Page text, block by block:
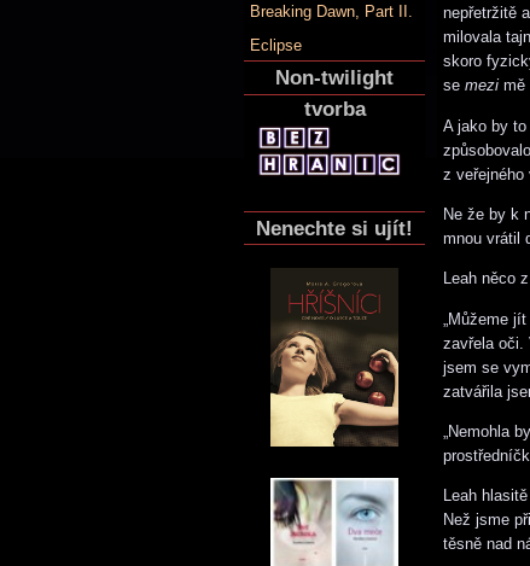
Breaking Dawn, Part II.
Eclipse
Non-twilight
tvorba
Nenechte si ujít!
nepřetržitě
milovala
skoro
se mezi mě
A jako by
z veřejného
Ne že by k
mnou vrátil
Leah něco
„Můžeme
zavřela oči.
jsem se
zatvářila
„Nemohla
Leah
Než jsme
těsně nad